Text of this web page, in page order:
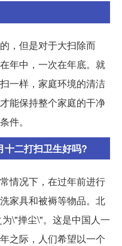
，但是对于大扫除而
年中，一次在年底。就
一样，家庭环境的清洁
能保持整个家庭的干净
件。
十二打扫卫生好吗?
情况下，在过年前进行
家具和被褥等物品。北
\"掸尘\"。这是中国人一
之际，人们希望以一个